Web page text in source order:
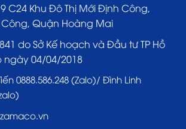
C24 Khu Đô Thị Mới Định Công,
Quận Hoàng Mai
do Sở Kế hoạch và Đầu tư TP Hồ
ngày 04/04/2018
0888.586.248 (Zalo)/ Đình Linh